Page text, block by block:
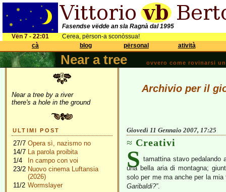
Fasendse vëdde an sla Ragnà dal 1995
Vën 7 - 22:01
Cerea, përson-a sconòssua!
cà
blog përsonal atività
Near a tree ovvero come rovinarsi
Near a tree by a river
there's a hole in the ground
ULTIMI POST
27/7 Opera sì, nazismo no
14/7 La parola proibita
1/4
In campo con voi
23/2 Nuovo cinema Luftansia
(2026)
11/2 Wormslayer
Archivio per il
Giovedì 11 Gennaio 2007, 17:25
Creativi
S tamattina stavo pedalando
una bella aria di montagna;
solo per me ma anche per la
Garibaldi?”.